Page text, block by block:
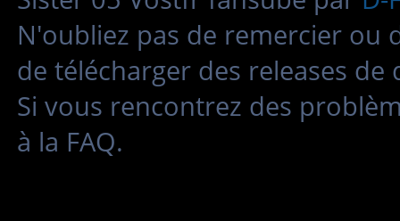
N'oubliez pas de remercier ou
de télécharger des releases de
Si vous rencontrez des
à la FAQ.